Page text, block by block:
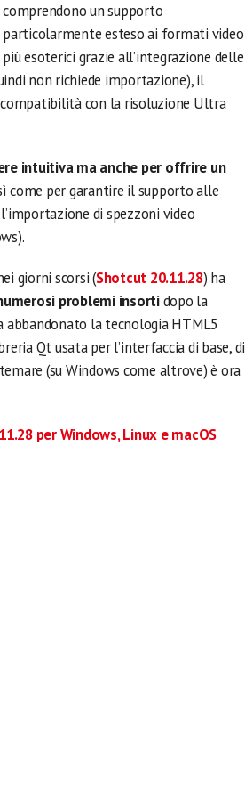
comprendono un supporto
particolarmente esteso ai formati video
più esoterici grazie all’integrazione delle
non richiede importazione), il
con la risoluzione Ultra
intuitiva ma anche per offrire un
come per garantire il supporto alle
di spezzoni video
giorni scorsi (Shotcut 20.11.28) ha
problemi insortidopo la
abbandonato la tecnologia HTML5
Qt usata per l’interfaccia di base, di
(su Windows come altrove) è ora
per Windows, Linux e macOS